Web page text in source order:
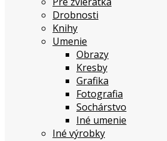
Drobnosti
Knihy
Umenie
Obrazy
Kresby
Grafika
Fotografia
Sochárstvo
Iné umenie
Iné výrobky